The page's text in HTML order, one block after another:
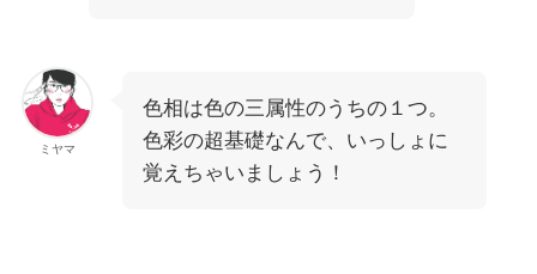
ミヤマ
色相は色の三属性のうちの１つ。
色彩の超基礎なんで、いっしょに
覚えちゃいましょう！